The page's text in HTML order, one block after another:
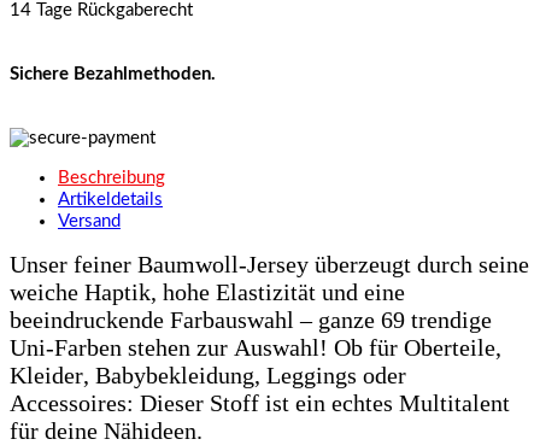
14 Tage Rückgaberecht
Sichere Bezahlmethoden.
Beschreibung
Artikeldetails
Versand
Unser feiner Baumwoll-Jersey überzeugt durch seine
weiche Haptik, hohe Elastizität und eine
beeindruckende Farbauswahl – ganze 69 trendige
Uni-Farben stehen zur Auswahl! Ob für Oberteile,
Kleider, Babybekleidung, Leggings oder
Accessoires: Dieser Stoff ist ein echtes Multitalent
für deine Nähideen.